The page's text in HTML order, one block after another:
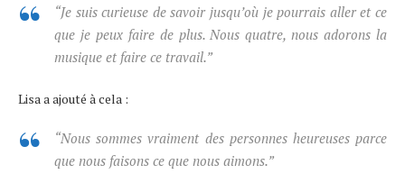
“Je suis curieuse de savoir jusqu’où je pourrais aller et ce
que je peux faire de plus. Nous quatre, nous adorons la
musique et faire ce travail.”
Lisa a ajouté à cela :
“Nous sommes vraiment des personnes heureuses parce
que nous faisons ce que nous aimons.”